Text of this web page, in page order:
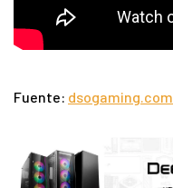
Fuente: dsogaming.com